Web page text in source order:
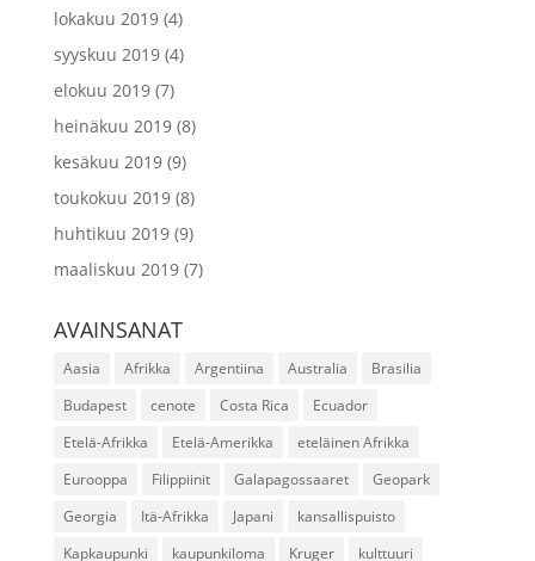
lokakuu 2019(4)
syyskuu 2019(4)
elokuu 2019(7)
heinäkuu 2019(8)
kesäkuu 2019(9)
toukokuu 2019(8)
huhtikuu 2019(9)
maaliskuu 2019(7)
AVAINSANAT
Aasia Afrikka Argentiina Australia
Brasilia
Budapest
cenote Costa Rica
Ecuador
Etelä-Afrikka
Etelä-Amerikka
eteläinen Afrikka
Eurooppa
Filippiinit Galapagossaaret
Geopark
Georgia
Itä-Afrikka Japani
kansallispuisto
Kapkaupunki
kaupunkiloma Kruger kulttuuri